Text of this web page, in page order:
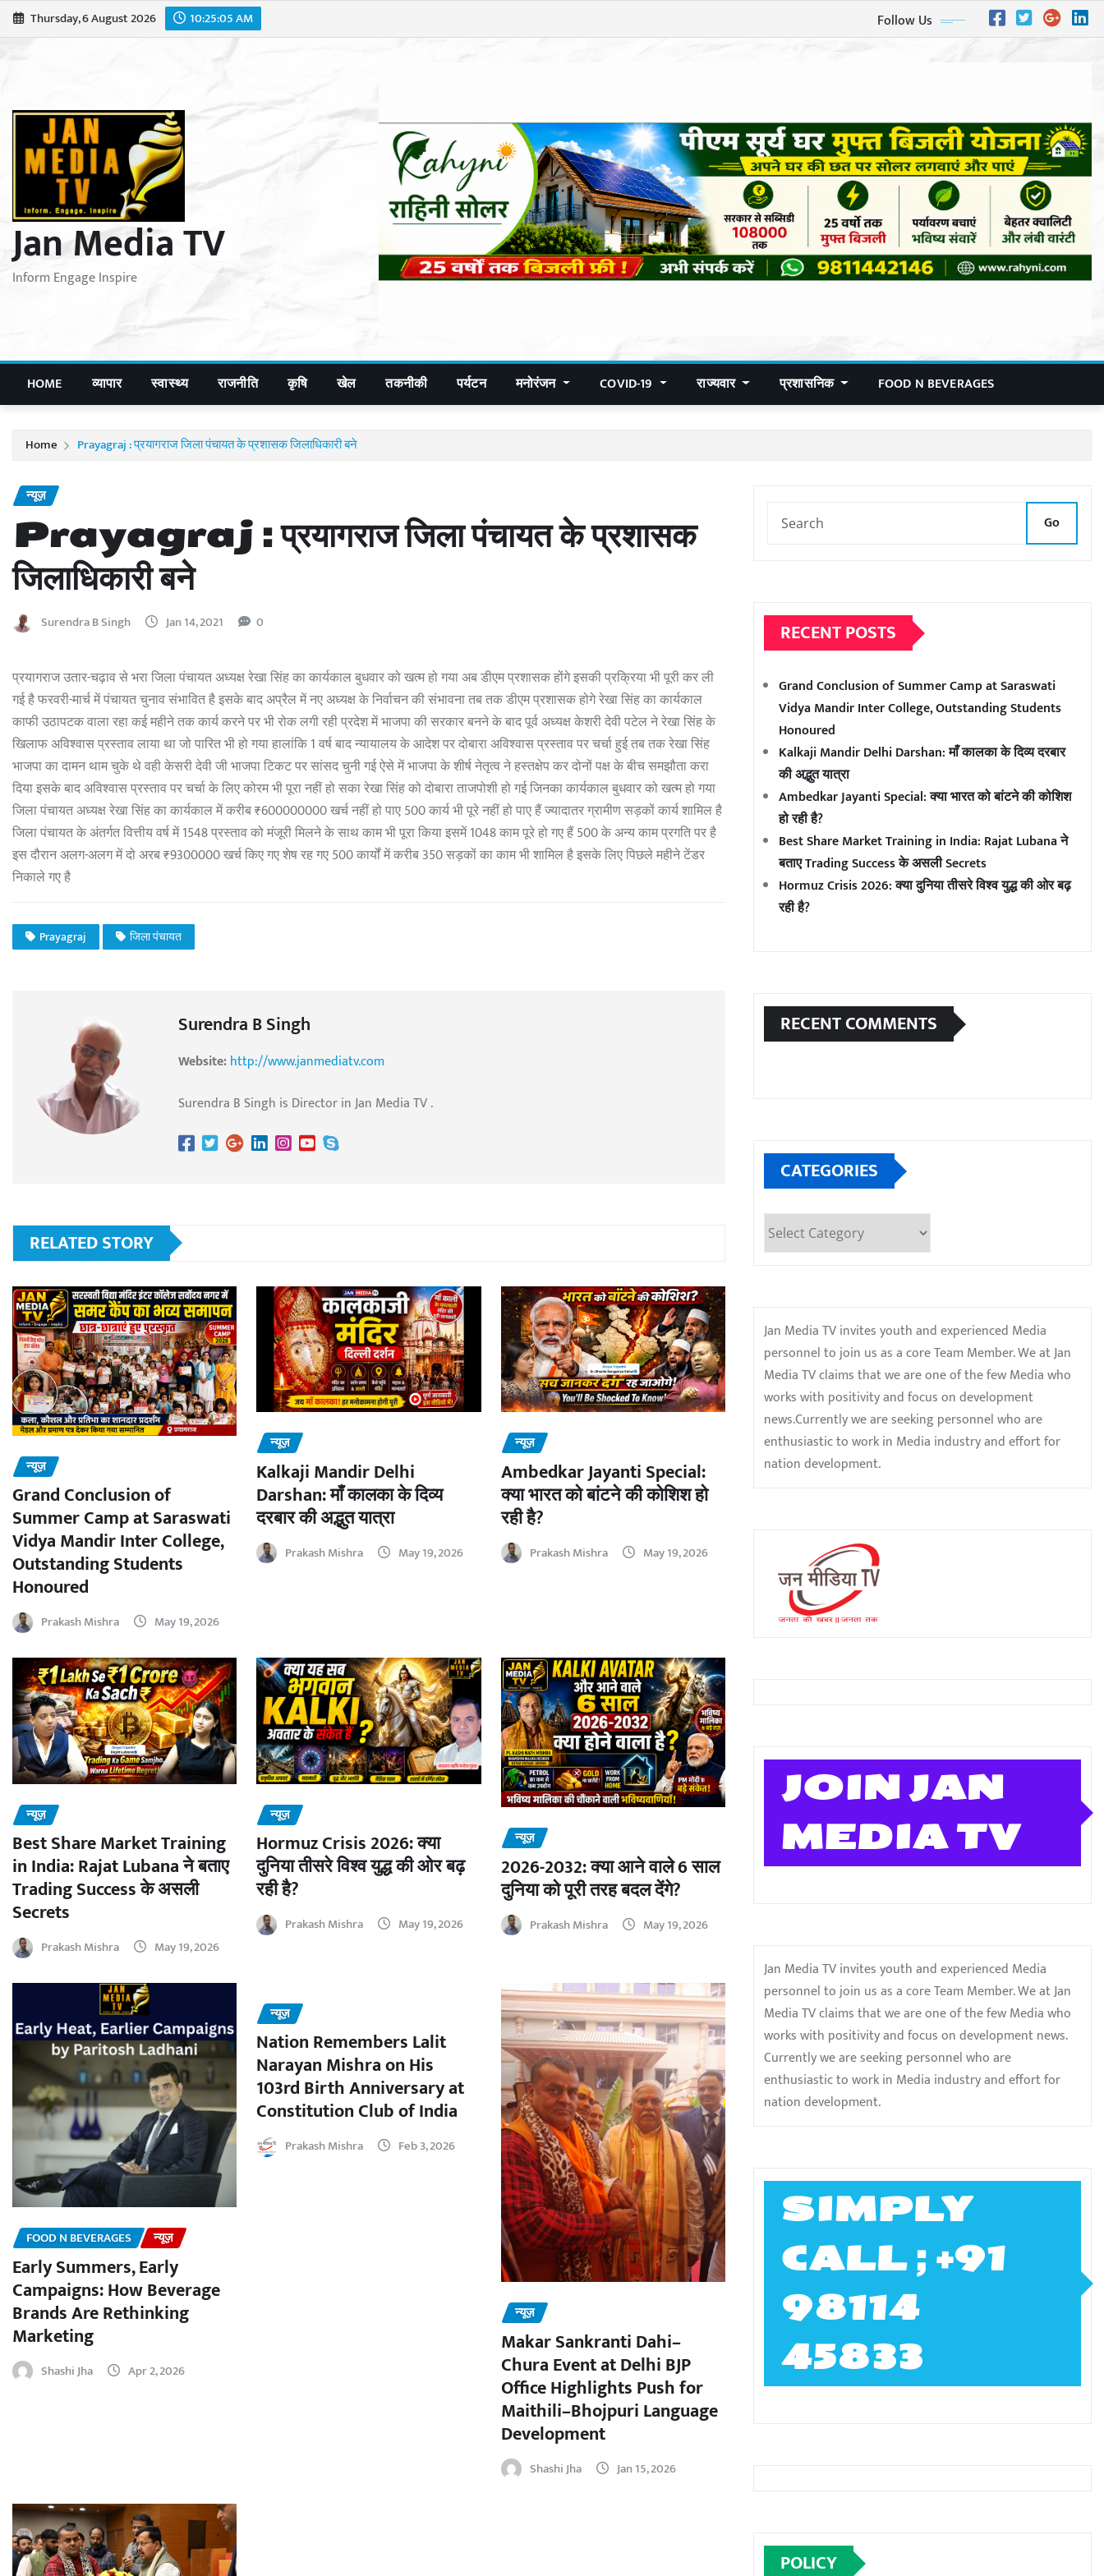
Skip
to
Thursday, 6 August 2026 10:25:07 AM Follow Us
Jan Media TV
Inform Engage Inspire
HOME व्यापार स्वास्थ्य राजनीति कृषि खेल तकनीकी पर्यटन मनोरंजन COVID-19 राज्यवार प्रशासनिक FOOD N BEVERAGES
Home Prayagraj : प्रयागराज जिला पंचायत के प्रशासक जिलाधिकारी बने
न्यूज़
Prayagraj : प्रयागराज जिला पंचायत के प्रशासक
जिलाधिकारी बने
Surendra B Singh Jan 14, 2021 0
प्रयागराज उतार-चढ़ाव से भरा जिला पंचायत अध्यक्ष रेखा सिंह का कार्यकाल बुधवार को खत्म हो गया अब डीएम प्रशासक होंगे इसकी प्रक्रिया भी पूरी कर ली
गई है फरवरी-मार्च में पंचायत चुनाव संभावित है इसके बाद अप्रैल में नए अध्यक्ष के निर्वाचन की संभावना तब तक डीएम प्रशासक होगे रेखा सिंह का कार्यकाल
काफी उठापटक वाला रहा कई महीने तक कार्य करने पर भी रोक लगी रही प्रदेश में भाजपा की सरकार बनने के बाद पूर्व अध्यक्ष केशरी देवी पटेल ने रेखा सिंह के
खिलाफ अविश्वास प्रस्ताव लाया था जो पारित भी हो गया हालांकि 1 वर्ष बाद न्यायालय के आदेश पर दोबारा अविश्वास प्रस्ताव पर चर्चा हुई तब तक रेखा सिंह
भाजपा का दामन थाम चुके थे वही केसरी देवी जी भाजपा टिकट पर सांसद चुनी गई ऐसे में भाजपा के शीर्ष नेतृत्व ने हस्तक्षेप कर दोनों पक्ष के बीच समझौता करा
दिया इसके बाद अविश्वास प्रस्ताव पर चर्चा के लिए कोरम भी पूरा नहीं हो सका रेखा सिंह को दोबारा ताजपोशी हो गई जिनका कार्यकाल बुधवार को खत्म हो गया
जिला पंचायत अध्यक्ष रेखा सिंह का कार्यकाल में करीब ₹600000000 खर्च नहीं हो पाए 500 कार्य भी पूरे नहीं हो पाए हैं ज्यादातर ग्रामीण सड़कों कार्य शामिल है
जिला पंचायत के अंतर्गत वित्तीय वर्ष में 1548 प्रस्ताव को मंजूरी मिलने के साथ काम भी पूरा किया इसमें 1048 काम पूरे हो गए हैं 500 के अन्य काम प्रगति पर है
इस दौरान अलग-अलग में दो अरब ₹9300000 खर्च किए गए शेष रह गए 500 कार्यों में करीब 350 सड़कों का काम भी शामिल है इसके लिए पिछले महीने टेंडर
निकाले गए है
Prayagraj जिला पंचायत
Surendra B Singh
Website:http://www.janmediatv.com
Surendra B Singh is Director in Jan Media TV .
RELATED STORY
न्यूज़
Grand Conclusion of
Summer Camp at Saraswati
Vidya Mandir Inter College,
Outstanding Students
Honoured
Prakash Mishra May 19, 2026
न्यूज़
Kalkaji Mandir Delhi
Darshan: माँ कालका के दिव्य
दरबार की अद्भुत यात्रा
Prakash Mishra May 19, 2026
न्यूज़
Ambedkar Jayanti Special:
क्या भारत को बांटने की कोशिश हो
रही है?
Prakash Mishra May 19, 2026
न्यूज़
Best Share Market Training
in India: Rajat Lubana ने बताए
Trading Success के असली
Secrets
Prakash Mishra May 19, 2026
न्यूज़
Hormuz Crisis 2026: क्या
दुनिया तीसरे विश्व युद्ध की ओर बढ़
रही है?
Prakash Mishra May 19, 2026
न्यूज़
2026-2032: क्या आने वाले 6 साल
दुनिया को पूरी तरह बदल देंगे?
Prakash Mishra May 19, 2026
FOOD N BEVERAGES न्यूज़
Early Summers, Early
Campaigns: How Beverage
Brands Are Rethinking
Marketing
Shashi Jha Apr 2, 2026
न्यूज़
Nation Remembers Lalit
Narayan Mishra on His
103rd Birth Anniversary at
Constitution Club of India
Prakash Mishra Feb 3, 2026
न्यूज़
Makar Sankranti Dahi–
Chura Event at Delhi BJP
Office Highlights Push for
Maithili–Bhojpuri Language
Development
Shashi Jha Jan 15, 2026
Go
RECENT POSTS
Grand Conclusion of Summer Camp at Saraswati
Vidya Mandir Inter College, Outstanding Students
Honoured
Kalkaji Mandir Delhi Darshan: माँ कालका के दिव्य दरबार
की अद्भुत यात्रा
Ambedkar Jayanti Special: क्या भारत को बांटने की कोशिश
हो रही है?
Best Share Market Training in India: Rajat Lubana ने
बताए Trading Success के असली Secrets
Hormuz Crisis 2026: क्या दुनिया तीसरे विश्व युद्ध की ओर बढ़
रही है?
RECENT COMMENTS
CATEGORIES
Categories
Jan Media TV invites youth and experienced Media
personnel to join us as a core Team Member. We at Jan
Media TV claims that we are one of the few Media who
works with positivity and focus on development
news.Currently we are seeking personnel who are
enthusiastic to work in Media industry and effort for
nation development.
JOIN JAN
MEDIA TV
Jan Media TV invites youth and experienced Media
personnel to join us as a core Team Member. We at Jan
Media TV claims that we are one of the few Media who
works with positivity and focus on development news.
Currently we are seeking personnel who are
enthusiastic to work in Media industry and effort for
nation development.
SIMPLY
CALL ; +91
98114
45833
POLICY